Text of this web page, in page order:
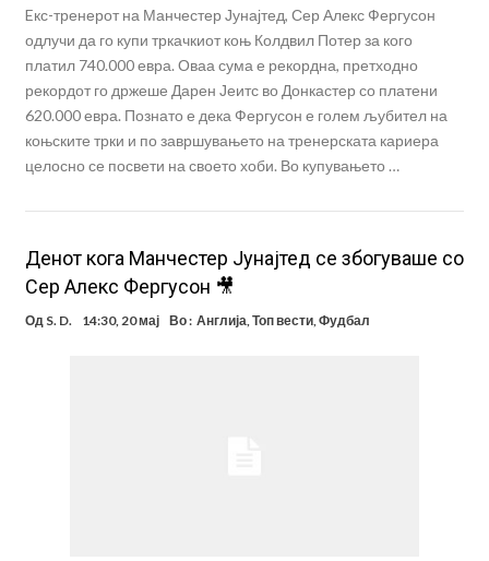
Eкс-тренерот на Манчестер Јунајтед, Сер Алекс Фергусон
одлучи да го купи тркачкиот коњ Колдвил Потер за кого
платил 740.000 евра. Оваа сума е рекордна, претходно
рекордот го држеше Дарен Јеитс во Донкастер со платени
620.000 евра. Познато е дека Фергусон е голем љубител на
коњските трки и по завршувањето на тренерската кариера
целосно се посвети на своето хоби. Во купувањето …
Денот кога Манчестер Јунајтед се збогуваше со
Сер Алекс Фергусон 🎥
Од S. D. 14:30, 20 мај Во : Англија,Топ вести,Фудбал